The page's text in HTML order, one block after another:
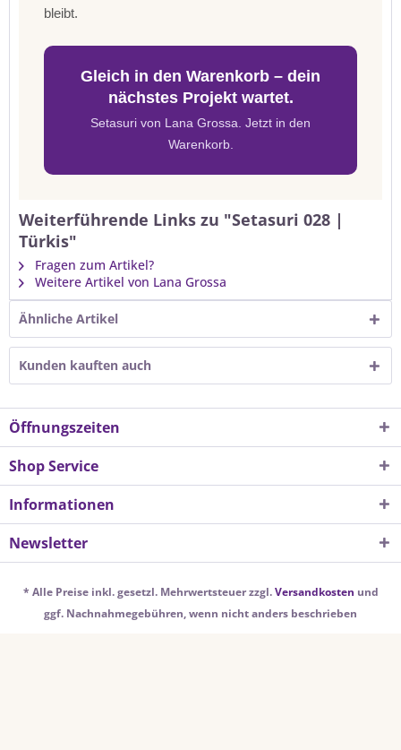
bleibt.
Gleich in den Warenkorb – dein
nächstes Projekt wartet.
Setasuri von Lana Grossa. Jetzt in den
Warenkorb.
Weiterführende Links zu "Setasuri 028 |
Türkis"
Fragen zum Artikel?
Weitere Artikel von Lana Grossa
Ähnliche Artikel
Kunden kauften auch
Öffnungszeiten
Shop Service
Informationen
Newsletter
* Alle Preise inkl. gesetzl. Mehrwertsteuer zzgl.Versandkosten und
ggf. Nachnahmegebühren, wenn nicht anders beschrieben